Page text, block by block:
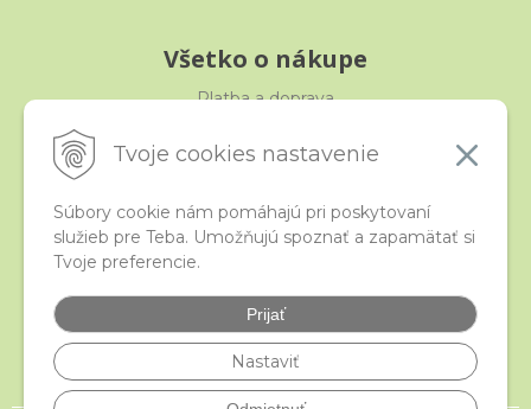
Tvoje cookies nastavenie
Súbory cookie nám pomáhajú pri poskytovaní
služieb pre Teba. Umožňujú spoznať a zapamätať si
Tvoje preferencie.
Prijať
Nastaviť
Všetko o nákupe
Platba a doprava
Obchodné podmienky
iStraka
Veľkoobchod
Najčastejšie otázky
Certifikáty